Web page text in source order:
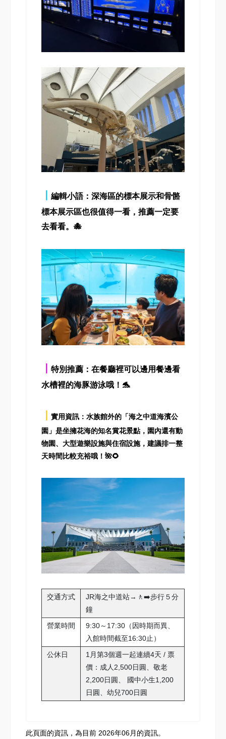
編輯小語：深海區的標本展示和骨骼
標本展示區也很值得一看，推薦一定要
去看看。🐙
特別推薦：在餐廳裡可以邊用餐邊看
水槽裡的海豚游泳哦！🐬
實用資訊：水族館外的「海之中道海濱公
園」是坐擁花海的知名賞花景點，園內還有動
物園、大型遊樂設施與住宿設施，建議排一整
天時間比較充裕哦！🌺🌻
交通方式
JR海之中道站→🚶‍➡️步行５分
鐘
營業時間
9:30～17:30（因時期而異、
入館時間截至16:30止）
公休日
1月第3個週一起連續4天 / 票
價：成人2,500日圓、敬老
2,200日圓、 國中小生1,200
日圓、幼兒700日圓
此頁面的資訊，為目前 2026年06月的資訊。